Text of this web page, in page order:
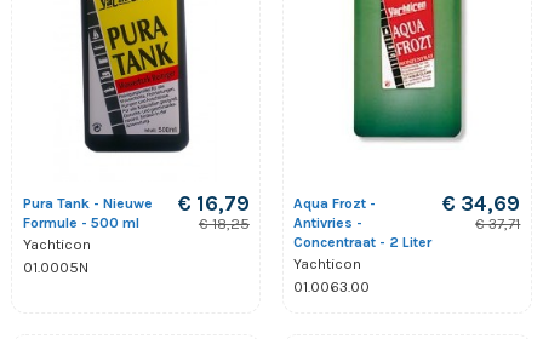
Pura Tank - Nieuwe
Formule - 500 ml
Yachticon
01.0005N
€ 16,79
€ 18,25
Aqua Frozt -
Antivries -
Concentraat - 2 Liter
Yachticon
01.0063.00
€ 34,69
€ 37,71